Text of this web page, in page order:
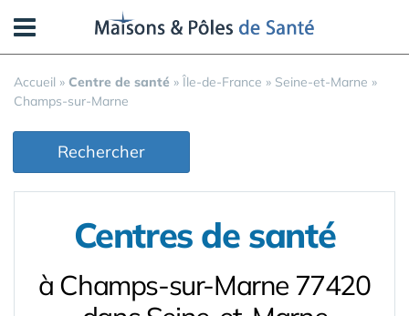
Accueil » Centre de santé » Île-de-France » Seine-et-Marne »
Champs-sur-Marne
Rechercher
Centres de santé
à Champs-sur-Marne 77420
Panneau de gestion des cookies